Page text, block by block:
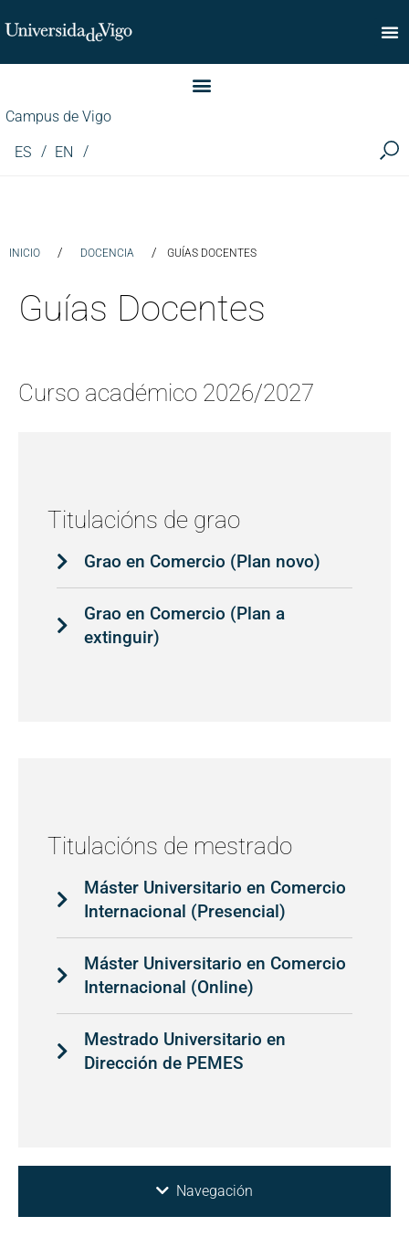
Facultade de Comercio
Campus de Vigo
ES EN
INICIO / DOCENCIA / GUÍAS DOCENTES
Guías Docentes
Curso académico 2026/2027
Titulacións de grao
Grao en Comercio (Plan novo)
Grao en Comercio (Plan a
extinguir)
Titulacións de mestrado
Máster Universitario en Comercio
Internacional (Presencial)
Máster Universitario en Comercio
Internacional (Online)
Mestrado Universitario en
Dirección de PEMES
Navegación